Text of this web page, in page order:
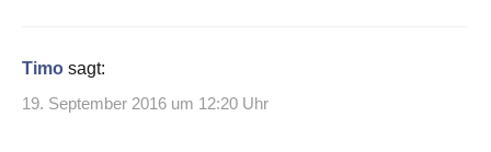
Timo sagt:
19. September 2016 um 12:20 Uhr